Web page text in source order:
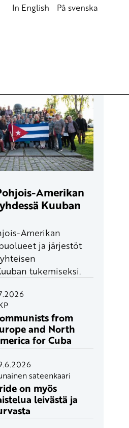
In English På svenska
Amerikan
Kuuban
Amerikan
ja järjestöt
tukemiseksi.
from
and North
for Cuba
sateenkaari
on myös
leivästä ja